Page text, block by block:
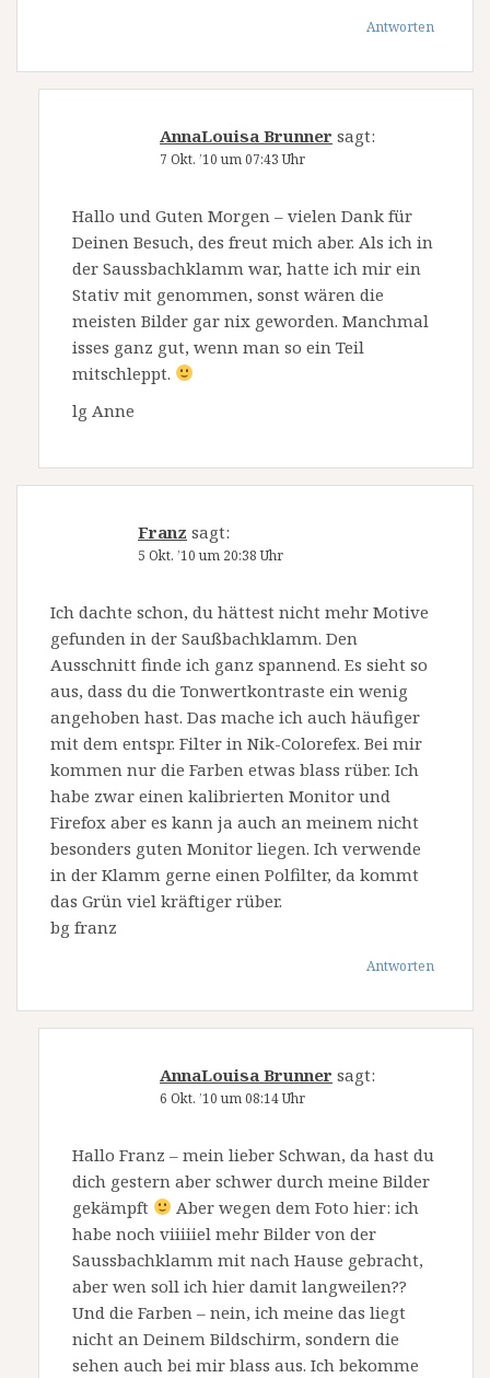
Antworten
AnnaLouisa Brunner sagt:
7 Okt. ’10 um 07:43 Uhr
Hallo und Guten Morgen – vielen Dank für
Deinen Besuch, des freut mich aber. Als ich in
der Saussbachklamm war, hatte ich mir ein
Stativ mit genommen, sonst wären die
meisten Bilder gar nix geworden. Manchmal
isses ganz gut, wenn man so ein Teil
mitschleppt.
lg Anne
Franz sagt:
5 Okt. ’10 um 20:38 Uhr
Ich dachte schon, du hättest nicht mehr Motive
gefunden in der Saußbachklamm. Den
Ausschnitt finde ich ganz spannend. Es sieht so
aus, dass du die Tonwertkontraste ein wenig
angehoben hast. Das mache ich auch häufiger
mit dem entspr. Filter in Nik-Colorefex. Bei mir
kommen nur die Farben etwas blass rüber. Ich
habe zwar einen kalibrierten Monitor und
Firefox aber es kann ja auch an meinem nicht
besonders guten Monitor liegen. Ich verwende
in der Klamm gerne einen Polfilter, da kommt
das Grün viel kräftiger rüber.
bg franz
Antworten
AnnaLouisa Brunner sagt:
6 Okt. ’10 um 08:14 Uhr
Hallo Franz – mein lieber Schwan, da hast du
dich gestern aber schwer durch meine Bilder
gekämpft
Aber wegen dem Foto hier: ich
habe noch viiiiiel mehr Bilder von der
Saussbachklamm mit nach Hause gebracht,
aber wen soll ich hier damit langweilen??
Und die Farben – nein, ich meine das liegt
nicht an Deinem Bildschirm, sondern die
sehen auch bei mir blass aus. Ich bekomme